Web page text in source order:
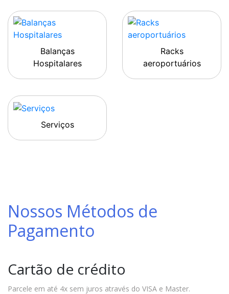
Balanças
Hospitalares
Racks
aeroportuários
Serviços
Nossos Métodos de
Pagamento
Cartão de crédito
Parcele em até 4x sem juros através do VISA e Master.